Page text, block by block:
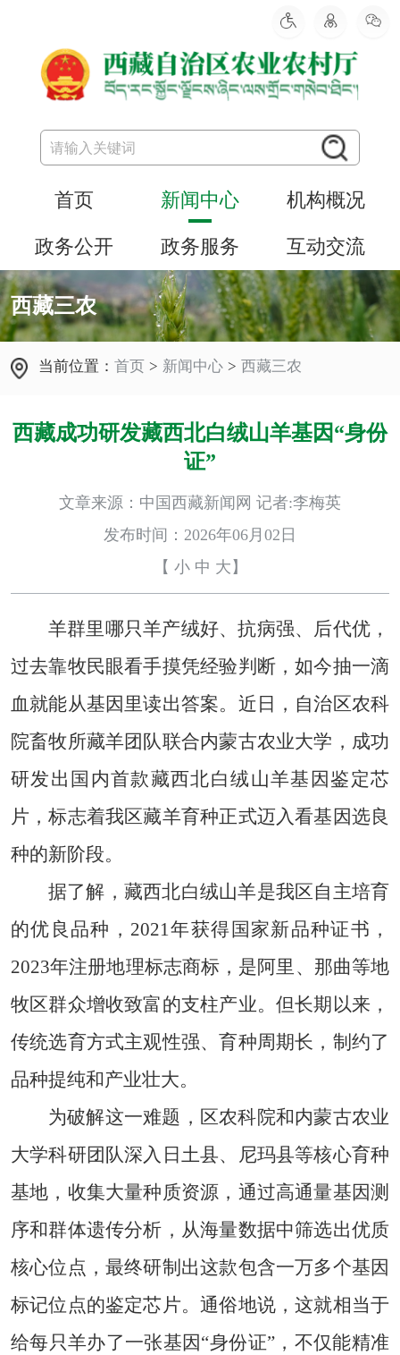
首页 新闻中心 机构概况
政务公开 政务服务 互动交流
西藏三农
当前位置：首页 > 新闻中心 > 西藏三农
西藏成功研发藏西北白绒山羊基因“身份
证”
文章来源：中国西藏新闻网 记者:李梅英
发布时间：2026年06月02日
【 小 中 大 】
羊群里哪只羊产绒好、抗病强、后代优，
过去靠牧民眼看手摸凭经验判断，如今抽一滴
血就能从基因里读出答案。近日，自治区农科
院畜牧所藏羊团队联合内蒙古农业大学，成功
研发出国内首款藏西北白绒山羊基因鉴定芯
片，标志着我区藏羊育种正式迈入看基因选良
种的新阶段。
据了解，藏西北白绒山羊是我区自主培育
的优良品种，2021年获得国家新品种证书，
2023年注册地理标志商标，是阿里、那曲等地
牧区群众增收致富的支柱产业。但长期以来，
传统选育方式主观性强、育种周期长，制约了
品种提纯和产业壮大。
为破解这一难题，区农科院和内蒙古农业
大学科研团队深入日土县、尼玛县等核心育种
基地，收集大量种质资源，通过高通量基因测
序和群体遗传分析，从海量数据中筛选出优质
核心位点，最终研制出这款包含一万多个基因
标记位点的鉴定芯片。通俗地说，这就相当于
给每只羊办了一张基因“身份证”，不仅能精准